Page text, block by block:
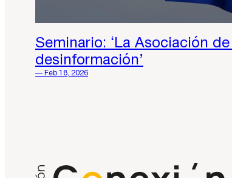
Seminario: ‘La Asociación
desinformación’
— Feb 18, 2026